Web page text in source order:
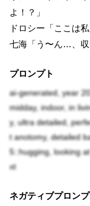
よ！？」
ドロシー「ここは
七海「う〜ん…、収
プロンプト
ai-generated, year
midday, indoor, in
y, ultra detailed,
t anotomy, detailed
5::hugging, looking
xt
ネガティブプロンプ